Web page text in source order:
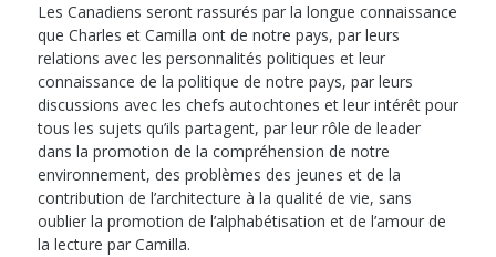
Les Canadiens seront rassurés par la longue connaissance
que Charles et Camilla ont de notre pays, par leurs
relations avec les personnalités politiques et leur
connaissance de la politique de notre pays, par leurs
discussions avec les chefs autochtones et leur intérêt pour
tous les sujets qu’ils partagent, par leur rôle de leader
dans la promotion de la compréhension de notre
environnement, des problèmes des jeunes et de la
contribution de l’architecture à la qualité de vie, sans
oublier la promotion de l’alphabétisation et de l’amour de
la lecture par Camilla.